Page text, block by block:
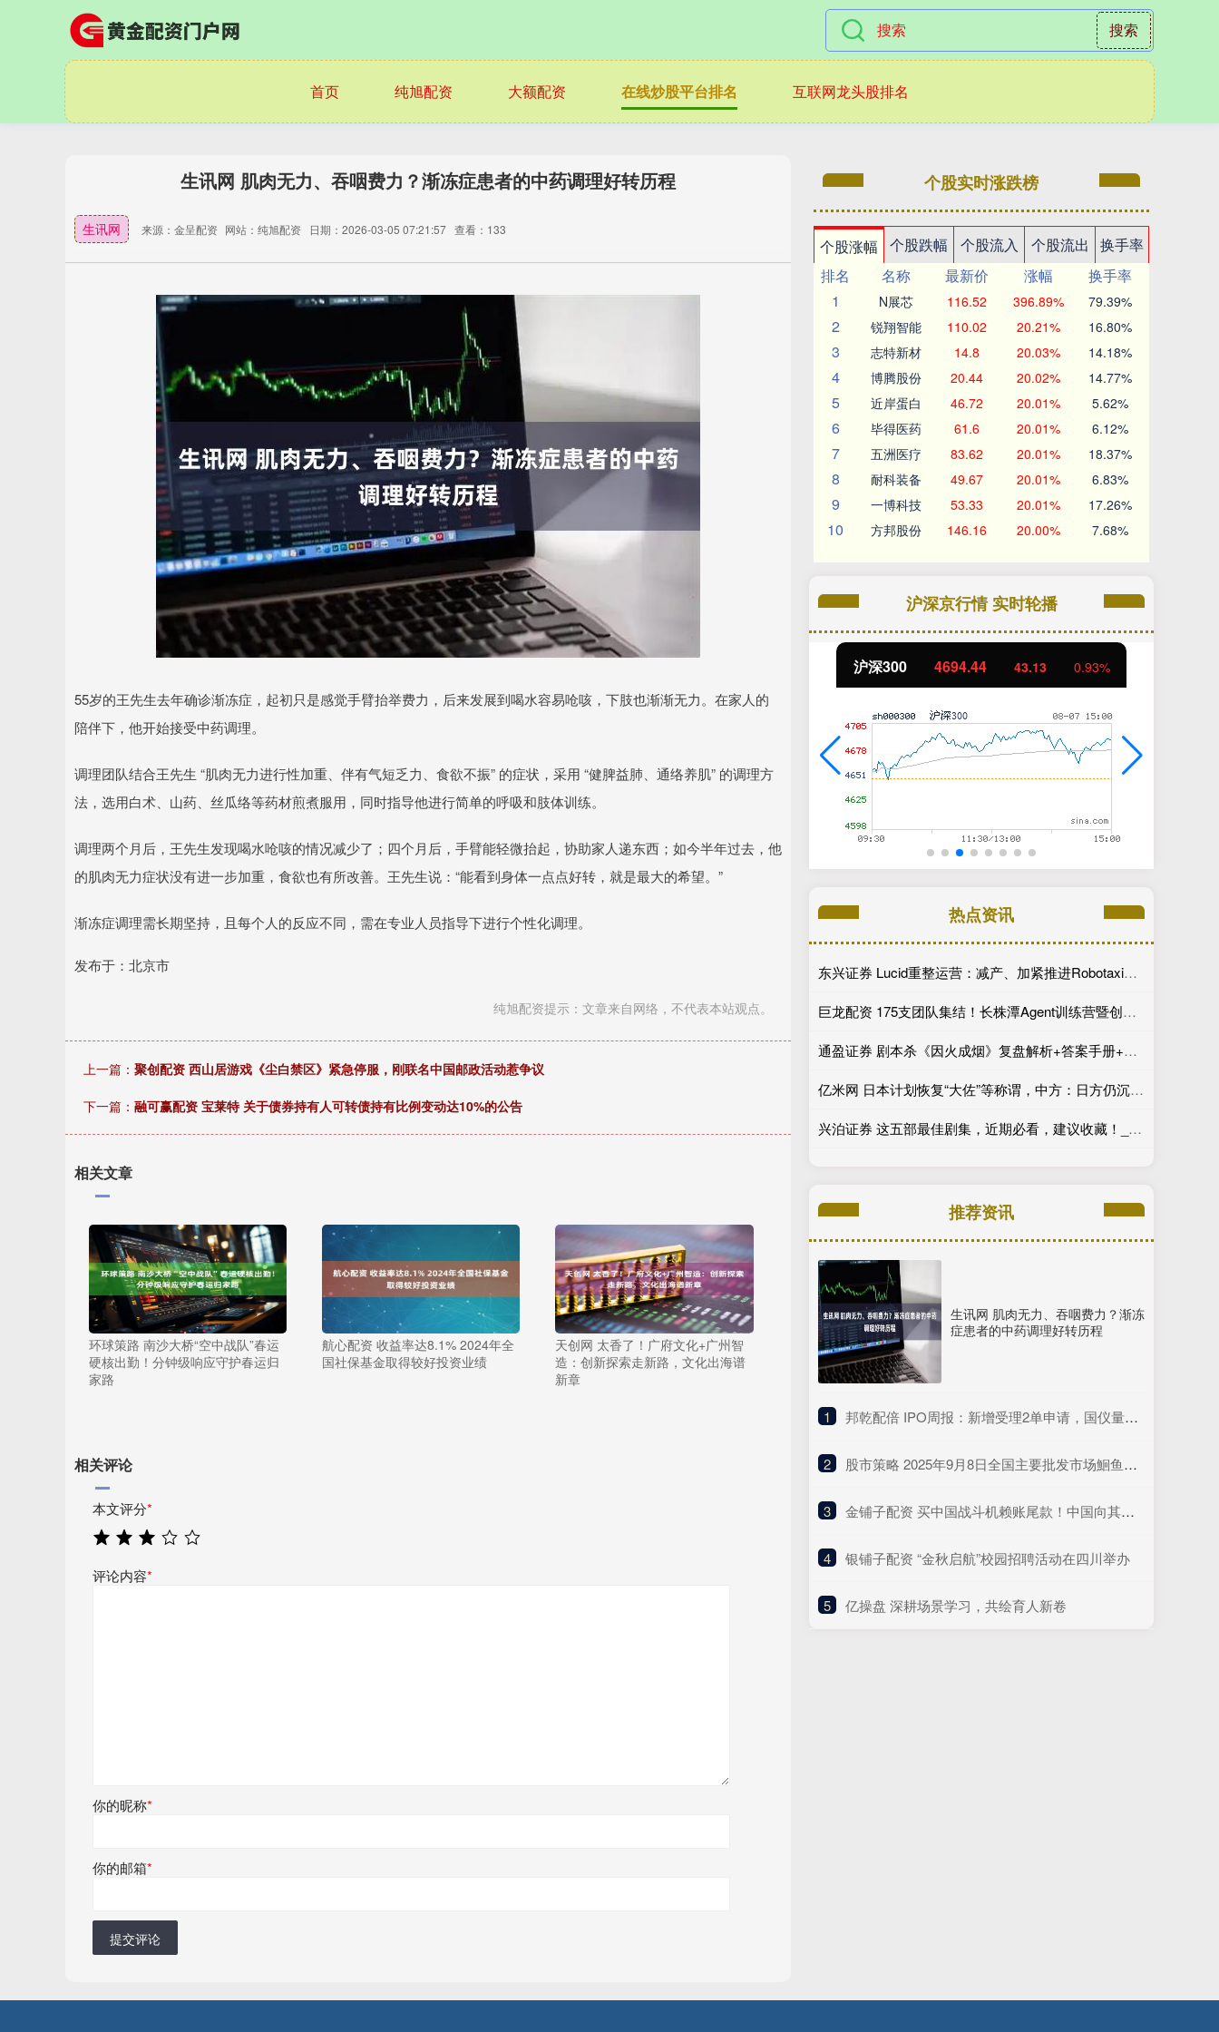
搜索
首页 纯旭配资 大额配资 在线炒股平台排名 互联网龙头股排名
生讯网 肌肉无力、吞咽费力？渐冻症患者的中药调理好转历程
生讯网 来源：金呈配资 网站：纯旭配资 日期：2026-03-05 07:21:57 查看：133
55岁的王先生去年确诊渐冻症，起初只是感觉手臂抬举费力，后来发展到喝水容易呛咳，下肢也渐渐无力。在家人的
陪伴下，他开始接受中药调理。
调理团队结合王先生 “肌肉无力进行性加重、伴有气短乏力、食欲不振” 的症状，采用 “健脾益肺、通络养肌” 的调理方
法，选用白术、山药、丝瓜络等药材煎煮服用，同时指导他进行简单的呼吸和肢体训练。
调理两个月后，王先生发现喝水呛咳的情况减少了；四个月后，手臂能轻微抬起，协助家人递东西；如今半年过去，他
的肌肉无力症状没有进一步加重，食欲也有所改善。王先生说：“能看到身体一点点好转，就是最大的希望。”
渐冻症调理需长期坚持，且每个人的反应不同，需在专业人员指导下进行个性化调理。
发布于：北京市
纯旭配资提示：文章来自网络，不代表本站观点。
上一篇： 聚创配资 西山居游戏《尘白禁区》紧急停服，刚联名中国邮政活动惹争议
下一篇： 融可赢配资 宝莱特 关于债券持有人可转债持有比例变动达10%的公告
相关文章
环球策路 南沙大桥“空中战队”春运
硬核出勤！分钟级响应守护春运归
家路
航心配资 收益率达8.1% 2024年全
国社保基金取得较好投资业绩
天创网 太香了！广府文化+广州智
造：创新探索走新路，文化出海谱
新章
相关评论
本文评分*
评论内容*
你的昵称*
你的邮箱*
提交评论
个股实时涨跌榜
个股涨幅 个股跌幅 个股流入 个股流出
换手率
排名
名称 最新价 涨幅
换手率
1
N展芯 116.52 396.89% 79.39%
2 锐翔智能 110.02 20.21% 16.80%
3 志特新材 14.8 20.03% 14.18%
4 博腾股份 20.44 20.02% 14.77%
5 近岸蛋白 46.72 20.01% 5.62%
6 毕得医药 61.6 20.01% 6.12%
7 五洲医疗 83.62 20.01% 18.37%
8 耐科装备 49.67 20.01% 6.83%
9 一博科技 53.33 20.01% 17.26%
10 方邦股份 146.16 20.00% 7.68%
沪深京行情 实时轮播
沪深300 4694.44 43.13 0.93%
热点资讯
东兴证券 Lucid重整运营：减产、加紧推进Robotaxi、性价比车型继续跳票
巨龙配资 175支团队集结！长株潭Agent训练营暨创新开发大赛第一期训练营开讲
通盈证券 剧本杀《因火成烟》复盘解析+答案手册+谜面分析
亿米网 日本计划恢复“大佐”等称谓，中方：日方仍沉迷于旧梦？又要成为“祸源”？
兴泊证券 这五部最佳剧集，近期必看，建议收藏！_德克斯特·摩根_剧情_老钱
推荐资讯
生讯网 肌肉无力、吞咽费力？渐冻
症患者的中药调理好转历程
1 ​邦乾配倍 IPO周报：新增受理2单申请，国仪量子年度研发投入占比下滑
2 ​股市策略 2025年9月8日全国主要批发市场鮰鱼价格行情
3 ​金铺子配资 买中国战斗机赖账尾款！中国向其追债7次无果，现在什么结果呢？
4 ​银铺子配资 “金秋启航”校园招聘活动在四川举办
5 ​亿操盘 深耕场景学习，共绘育人新卷